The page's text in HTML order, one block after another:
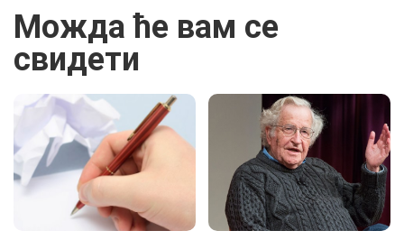
Можда ће вам се
свидети